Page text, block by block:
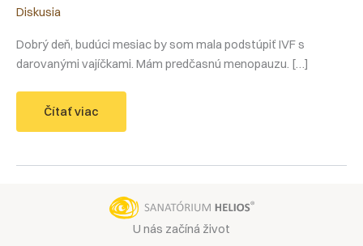
Diskusia
Dobrý deň, budúci mesiac by som mala podstúpiť IVF s
darovanými vajíčkami. Mám predčasnú menopauzu. […]
Krvácanie
menštruácie
Čítať viac
U nás začíná život